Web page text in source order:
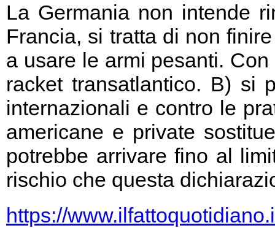
La Germania non intende
Francia, si tratta di non
a usare le armi pesanti.
racket transatlantico. B) si
internazionali e contro le
americane e private
potrebbe arrivare fino al
rischio che questa
https://